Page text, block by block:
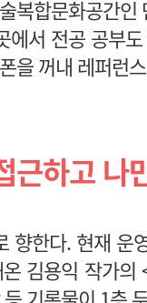
복합문화공간
에서 전공 공부
을 꺼내 레퍼런
근하고 나
향한다. 현재
김용익 작가